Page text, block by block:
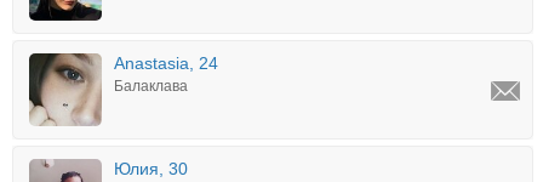
Anastasia, 24
Балаклава
Юлия, 30